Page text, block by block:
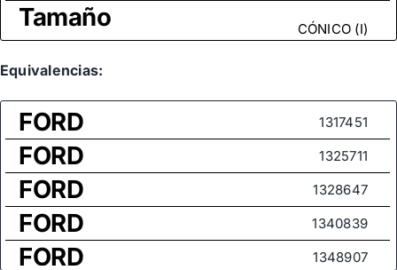
Tamaño
rosca CÓNICO (I)
Medida
de rosca
(rótula
axial)
Equivalencias:
FORD 1317451
FORD 1325711
FORD 1328647
FORD 1340839
FORD 1348907